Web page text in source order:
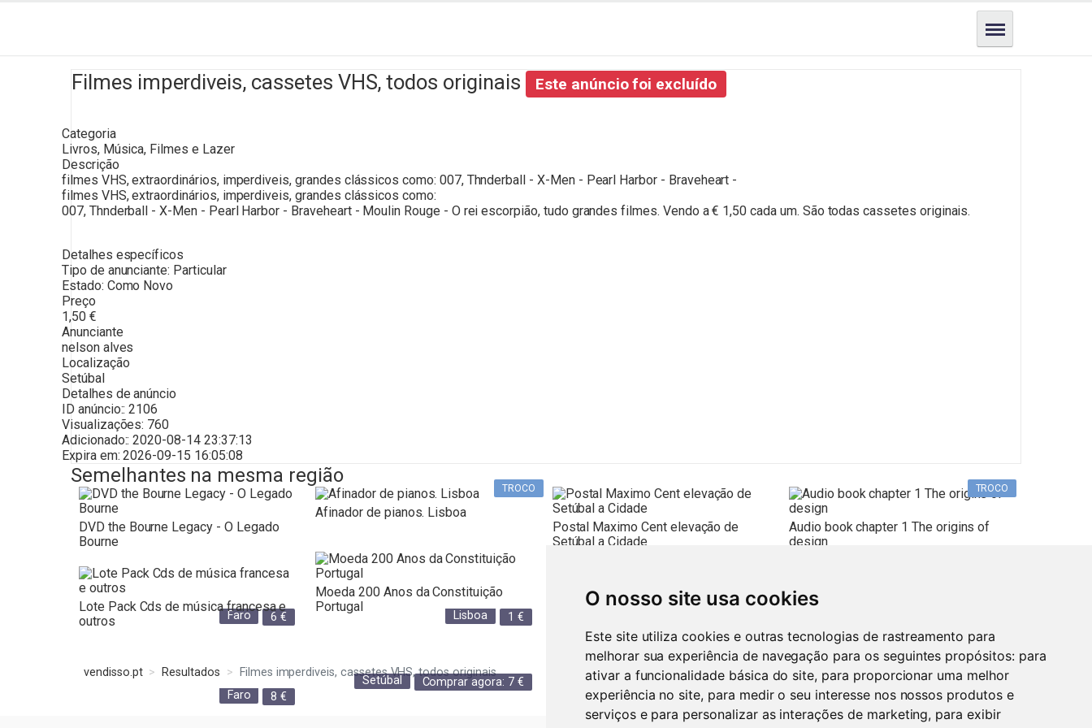
O nosso site usa cookies
Este site utiliza cookies e outras tecnologias de rastreamento para
melhorar sua experiência de navegação para os seguintes propósitos: para
ativar a funcionalidade básica do site, para proporcionar uma melhor
experiência no site, para medir o seu interesse nos nossos produtos e
serviços e para personalizar as interações de marketing, para exibir
Filmes imperdiveis, cassetes VHS, todos originais Este anúncio foi excluído
Categoria
Livros, Música, Filmes e Lazer
Descrição
filmes VHS, extraordinários, imperdiveis, grandes clássicos como: 007, Thnderball - X-Men - Pearl Harbor - Braveheart -
filmes VHS, extraordinários, imperdiveis, grandes clássicos como:
007, Thnderball - X-Men - Pearl Harbor - Braveheart - Moulin Rouge - O rei escorpião, tudo grandes filmes. Vendo a € 1,50 cada um. São todas cassetes originais.
Detalhes específicos
Tipo de anunciante: Particular
Estado: Como Novo
Preço
1,50 €
Anunciante
nelson alves
Localização
Setúbal
Detalhes de anúncio
ID anúncio:: 2106
Visualizações: 760
Adicionado:: 2020-08-14 23:37:13
Expira em: 2026-09-15 16:05:08
Semelhantes na mesma região
DVD the Bourne Legacy - O Legado
Bourne
Faro 6 €
Lote Pack Cds de música francesa e
outros
Faro 8 €
Afinador de pianos. Lisboa
TROCO
Lisboa 1 €
Moeda 200 Anos da Constituição
Portugal
Setúbal Comprar agora: 7 €
Postal Maximo Cent elevação de
Setúbal a Cidade
Postal Vinho do Porto com Selo
Setúbal Comprar agora:3,50 €
Audio book chapter 1 The origins of
design
TROCO
Coincard 0.01 Cent Royal Dutch Mint-
Setúbal Comprar agora:8 €
vendisso.pt Resultados Filmes imperdiveis, cassetes VHS, todos originais